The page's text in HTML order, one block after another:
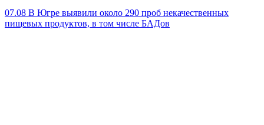
07.08 В Югре выявили около 290 проб некачественных
пищевых продуктов, в том числе БАДов